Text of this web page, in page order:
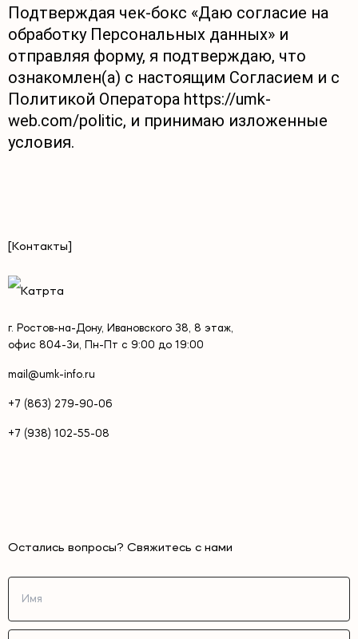
Подтверждая чек-бокс «Даю согласие на
обработку Персональных данных» и
отправляя форму, я подтверждаю, что
ознакомлен(а) с настоящим Согласием и с
Политикой Оператора https://umk-
web.com/politic, и принимаю изложенные
условия.
[Контакты]
г. Ростов-на-Дону, Ивановского 38, 8 этаж,
офис 804-3и, Пн-Пт с 9:00 до 19:00
mail@umk-info.ru
+7 (863) 279-90-06
+7 (938) 102-55-08
Остались вопросы? Свяжитесь с нами